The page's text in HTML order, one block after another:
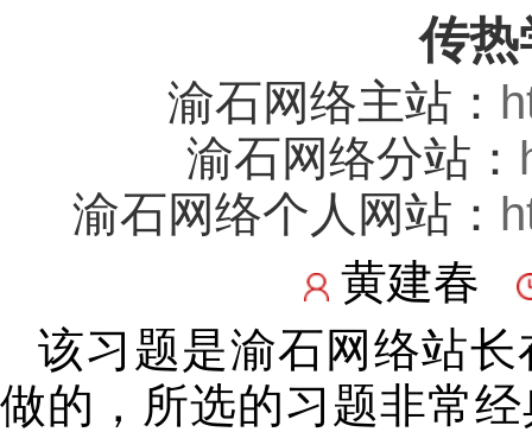
传热
渝石网络主站：
渝石网络分站：
渝石网络个人网站：
黄建春
该习题是渝石网络站
做的，所选的习题非常